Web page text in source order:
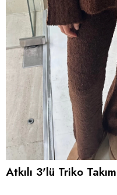
Atkılı 3'lü Triko